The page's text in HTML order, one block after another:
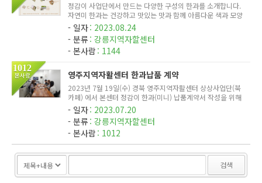
정감이 사업단에서 만드는 다양한 구성의 한과를 소개합니다.
자연미 한과는 건강하고 맛있는 맛과 함께 아름다운 색과 모양
으로 눈과 입을 즐겁게 합니다. 수제로 만들어진 따뜻한 정성이
느껴지는 맛이랍니다. 한과 한입에 행복 가득한 순간 맛있는 자
연미 ...
일자 2023.08.24
분류 강릉지역자할센터
본사람 1144
1012
본사람 영주지역자활센터 한과납품 계약
2023년 7월 19일(수) 경북 영주지역자활센터 상상사업단(북
카페) 에서 본센터 정감이 한과(미니) 납품계약서 작성을 위해
방문해 주셨습니다. 상상사업단에서 판매중인 여러가지 제품들
도 챙겨오셔서 함께 맛보며 공유하는 시간을 가졌습니다. 정감
이사업단 한...
일자 2023.07.20
분류 강릉지역자할센터
본사람 1012
검색